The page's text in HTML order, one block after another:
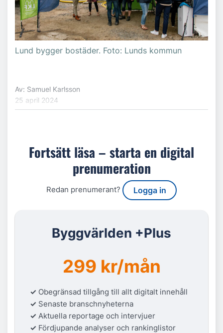
Lund bygger bostäder. Foto: Lunds kommun
Av: Samuel Karlsson
25 april 2024
Fortsätt läsa – starta en digital
prenumeration
Redan prenumerant? Logga in
Byggvärlden +Plus
299 kr/mån
✓ Obegränsad tillgång till allt digitalt innehåll
✓ Senaste branschnyheterna
✓ Aktuella reportage och intervjuer
✓ Fördjupande analyser och rankinglistor